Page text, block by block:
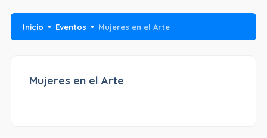
Inicio Eventos Mujeres en el Arte
Mujeres en el Arte